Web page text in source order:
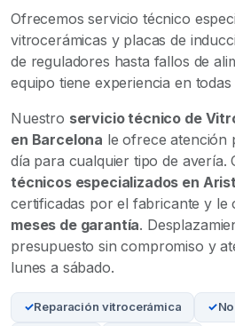
Ofrecemos servicio técnico
vitrocerámicas y placas de
de reguladores hasta fallos de
equipo tiene experiencia en todas
Nuestro servicio técnico de
en Barcelona le ofrece atención
día para cualquier tipo de avería.
técnicos especializados en
certificadas por el fabricante y le
meses de garantía.
presupuesto sin compromiso y
lunes a sábado.
Reparación vitrocerámica